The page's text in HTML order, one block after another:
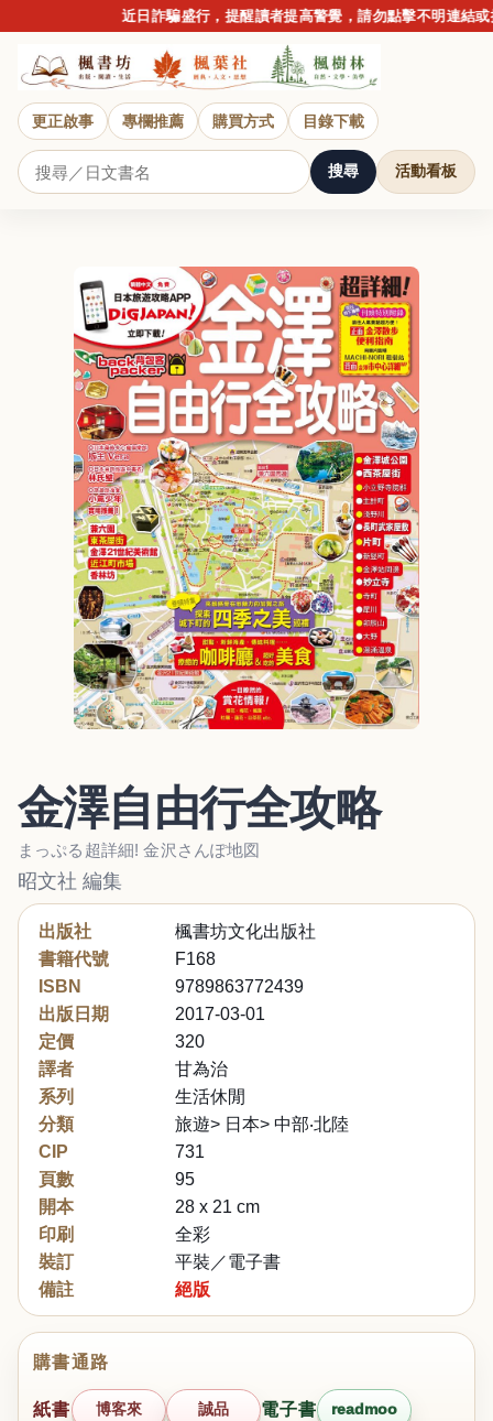
近日詐騙盛行，提醒讀者提高警覺，請勿點擊不明連結或
更正啟事 專欄推薦 購買方式 目錄下載
搜尋 活動看板
金澤自由行全攻略
まっぷる超詳細! 金沢さんぽ地図
昭文社 編集
出版社
楓書坊文化出版社
書籍代號
F168
ISBN
9789863772439
出版日期
2017-03-01
定價
320
譯者
甘為治
系列
生活休閒
分類
旅遊> 日本> 中部‧北陸
CIP
731
頁數
95
開本
28 x 21 cm
印刷
全彩
裝訂
平裝／電子書
備註
絕版
購書通路
紙書 博客來 誠品 電子書 readmoo